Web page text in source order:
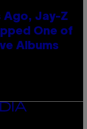
Ago, Jay-Z
One of
Albums